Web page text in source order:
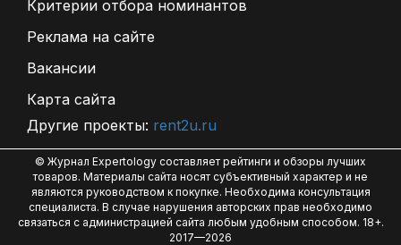
Критерии отбора номинантов
Реклама на сайте
Вакансии
Карта сайта
Другие проекты: rent2u.ru
© Журнал Expertology составляет рейтинги и обзоры лучших
товаров. Материалы сайта носят субъективный характер и не
являются руководством к покупке. Необходима консультация
специалиста. В случае нарушения авторских прав необходимо
связаться с администрацией сайта любым удобным способом. 18+.
2017—2026